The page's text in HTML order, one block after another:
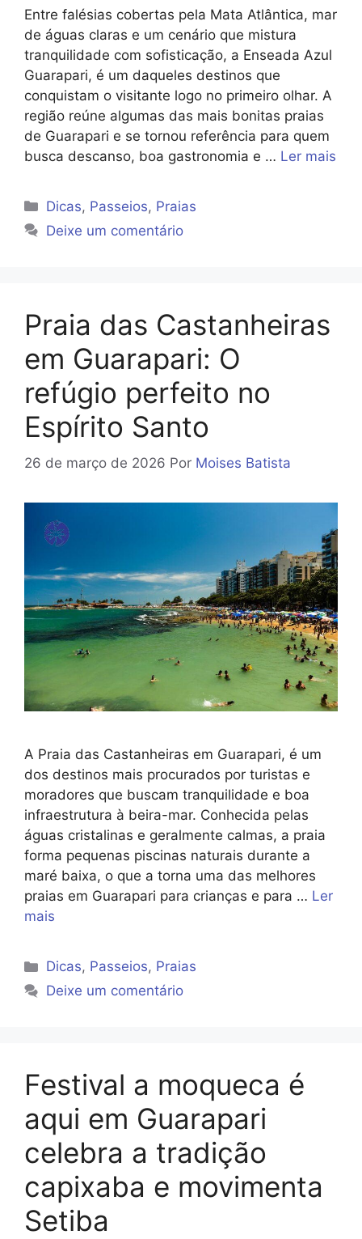
Entre falésias cobertas pela Mata Atlântica, mar
de águas claras e um cenário que mistura
tranquilidade com sofisticação, a Enseada Azul
Guarapari, é um daqueles destinos que
conquistam o visitante logo no primeiro olhar. A
região reúne algumas das mais bonitas praias
de Guarapari e se tornou referência para quem
busca descanso, boa gastronomia e … Ler mais
Categorias
Dicas, Passeios, Praias
Deixe um comentário
Praia das Castanheiras
em Guarapari: O
refúgio perfeito no
Espírito Santo
26 de março de 2026 Por Moises Batista
A Praia das Castanheiras em Guarapari, é um
dos destinos mais procurados por turistas e
moradores que buscam tranquilidade e boa
infraestrutura à beira-mar. Conhecida pelas
águas cristalinas e geralmente calmas, a praia
forma pequenas piscinas naturais durante a
maré baixa, o que a torna uma das melhores
praias em Guarapari para crianças e para … Ler
mais
Categorias
Dicas, Passeios, Praias
Deixe um comentário
Festival a moqueca é
aqui em Guarapari
celebra a tradição
capixaba e movimenta
Setiba